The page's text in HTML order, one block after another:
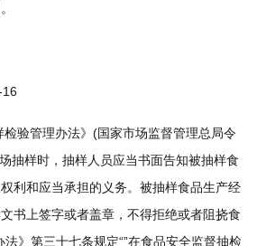
验管理办法》(国家市场监督管理总局令
抽样时，抽样人员应当书面告知被抽样食
利和应当承担的义务。被抽样食品生产经
书上签字或者盖章，不得拒绝或者阻挠食
》第三十七条规定“”在食品安全监督抽检